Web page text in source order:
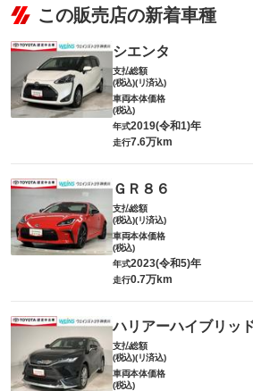
この販売店の新着車種
シエンタ
支払総額
(税込)(リ済込)
車両本体価格
(税込)
年式2019(令和1)年
走行7.6万km
ＧＲ８６
支払総額
(税込)(リ済込)
車両本体価格
(税込)
年式2023(令和5)年
走行0.7万km
ハリアーハイブリッ
支払総額
(税込)(リ済込)
車両本体価格
(税込)